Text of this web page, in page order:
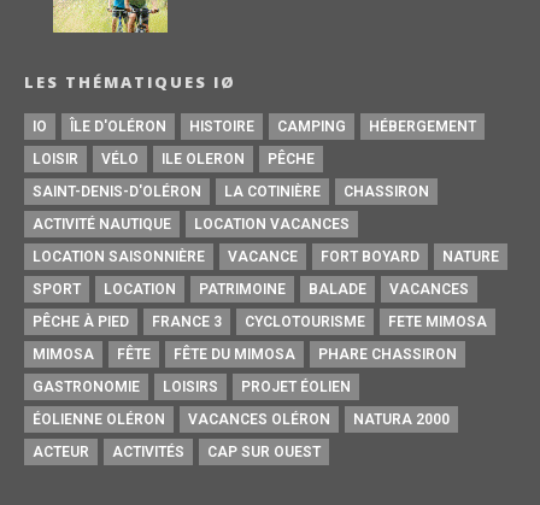
LES THÉMATIQUES IØ
IO ÎLE D'OLÉRON HISTOIRE CAMPING
HÉBERGEMENT
LOISIR
VÉLO ILE OLERON
PÊCHE
SAINT-DENIS-D'OLÉRON
LA COTINIÈRE
CHASSIRON
ACTIVITÉ NAUTIQUE
LOCATION VACANCES
LOCATION SAISONNIÈRE
VACANCE FORT BOYARD
NATURE
SPORT
LOCATION PATRIMOINE BALADE
VACANCES
PÊCHE À PIED
FRANCE 3 CYCLOTOURISME
FETE MIMOSA
MIMOSA
FÊTE FÊTE DU MIMOSA
PHARE CHASSIRON
GASTRONOMIE
LOISIRS
PROJET ÉOLIEN
ÉOLIENNE OLÉRON
VACANCES OLÉRON
NATURA 2000
ACTEUR
ACTIVITÉS CAP SUR OUEST